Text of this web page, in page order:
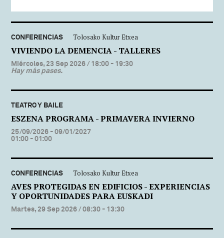
CONFERENCIAS Tolosako Kultur Etxea
VIVIENDO LA DEMENCIA - TALLERES
Miércoles, 23 Sep 2026/ 18:00 - 19:30
Hay más pases.
TEATRO Y BAILE
ESZENA PROGRAMA - PRIMAVERA INVIERNO
25/09/2026 - 09/01/2027
01:00 - 01:00
CONFERENCIAS Tolosako Kultur Etxea
AVES PROTEGIDAS EN EDIFICIOS - EXPERIENCIAS
Y OPORTUNIDADES PARA EUSKADI
Martes, 29 Sep 2026/ 08:30 - 13:30